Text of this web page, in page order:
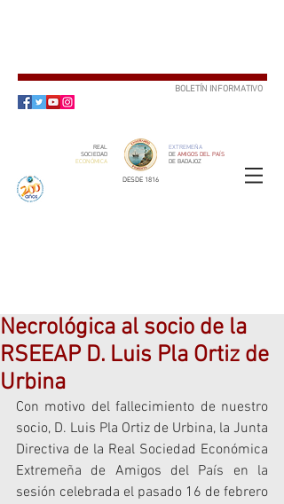
BOLETÍN INFORMATIVO
REAL
SOCIEDAD
ECONÓMICA
EXTREMEÑA
DE AMIGOS DEL PAÍS
DE BADAJOZ
DESDE 1816
Necrológica al socio de la
RSEEAP D. Luis Pla Ortiz de
Urbina
Con motivo del fallecimiento de nuestro
socio, D. Luis Pla Ortiz de Urbina, la Junta
Directiva de la Real Sociedad Económica
Extremeña de Amigos del País en la
sesión celebrada el pasado 16 de febrero